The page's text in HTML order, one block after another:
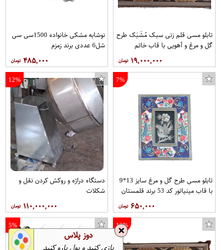
تابلو مسی قلم زنی سبک مُشَبَک طرح
گل و مرغ و آهویی با قاب خاتم
صلیبی مخصوص موزه و دکوراسیون در
ابعاد 40*80 کد 9 برند قلمستان
فروشگاه قلمستان
۱۹,۰۰۰,۰۰۰
نوشابه مشکی خانواده 1500سی سی
شل6 عددی برند زمزم
۴۸۵,۰۰۰
7%
تابلو مسی طرح گل و مرغ سایز 13*9
با قاب مینیاتور کد 53 برند قلمستان
۶۵۰,۰۰۰
12%
دستگاه دراژه و روکش کردن نقل و
شکلات
۱۱۰,۰۰۰,۰۰۰
10%
5% ❌ دوز پلاس
بازی کنید و پول پارو کنید